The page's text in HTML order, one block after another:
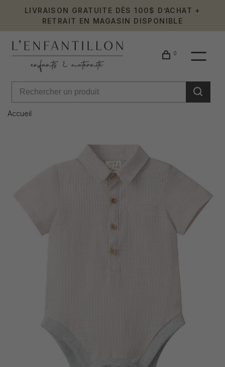
LIVRAISON GRATUITE DÈS 100$ D’ACHAT +
RETRAIT EN MAGASIN DISPONIBLE
0
Accueil